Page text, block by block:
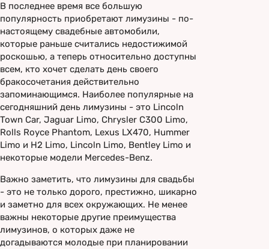
В последнее время все большую
популярность приобретают лимузины - по-
настоящему свадебные автомобили,
которые раньше считались недостижимой
роскошью, а теперь относительно доступны
всем, кто хочет сделать день своего
бракосочетания действительно
запоминающимся. Наиболее популярные на
сегодняшний день лимузины - это Lincoln
Town Car, Jaguar Limo, Chrysler C300 Limo,
Rolls Royce Phantom, Lexus LX470, Hummer
Limo и H2 Limo, Lincoln Limo, Bentley Limo и
некоторые модели Mercedes-Benz.
Важно заметить, что лимузины для свадьбы
- это не только дорого, престижно, шикарно
и заметно для всех окружающих. Не менее
важны некоторые другие преимущества
лимузинов, о которых даже не
догадываются молодые при планировании